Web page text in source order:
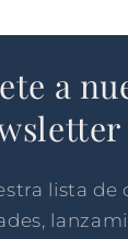
a
lista de